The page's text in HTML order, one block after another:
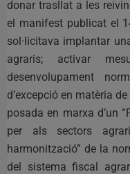
donar trasllat a les
el manifest publicat el
sol·licitava implantar
agraris; activar
desenvolupament
d’excepció en matèria
posada en marxa d’un
per als sectors
harmonització” de la
del sistema fiscal